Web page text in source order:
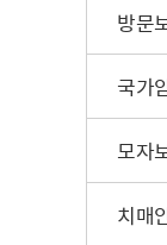
방문
국가
모자
치매